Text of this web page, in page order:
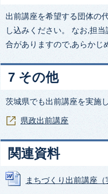
出前講座を希望する団体の
し込みください。 なお,担
合がありますので,あらかじ
7 その他
茨城県でも出前講座を実施
県政出前講座
関連資料
まちづくり出前講座